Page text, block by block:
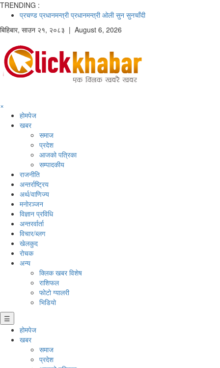
TRENDING :
प्रचण्ड प्रधानमन्त्री प्रधानमन्त्री ओली सुन सुनचाँदी
बिहिबार, साउन २१, २०८३ | August 6, 2026
×
होमपेज
खबर
समाज
प्रदेश
आजको पत्रिका
सम्पादकीय
राजनीति
अन्तर्राष्ट्रिय
अर्थ/वाणिज्य
मनाेरञ्जन
विज्ञान प्रविधि
अन्तरर्वार्ता
विचार/ब्लग
खेलकुद
रोचक
अन्य
क्लिक खबर विशेष
राशिफल
फोटो ग्यालरी
भिडियो
☰
होमपेज
खबर
समाज
प्रदेश